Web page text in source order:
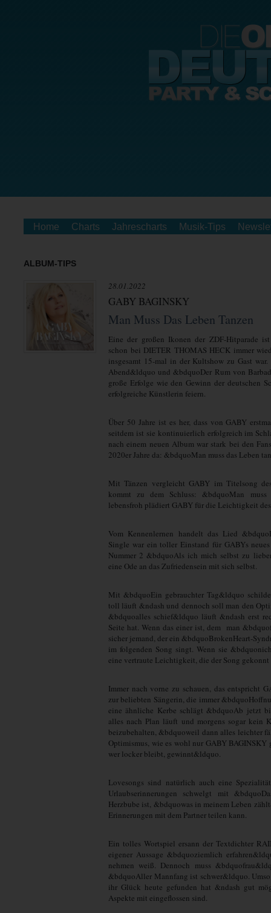
Home Charts Jahrescharts Musik-Tips
ALBUM-TIPS
28.01.2022
GABY BAGINSKY
Man Muss Das Leben Tanzen
Eine der großen Ikonen der ZDF-Hitparade
schon bei DIETER THOMAS HECK immer
insgesamt 15-mal in der Kultshow zu Gast
Abend&ldquo und &bdquoDer Rum von
große Erfolge wie den Gewinn der deutschen
erfolgreiche Künstlerin feiern.
Über 50 Jahre ist es her, dass von GABY
seitdem ist sie kontinuierlich erfolgreich im
nach einem neuen Album war stark bei den
2020er Jahre da: &bdquoMan muss das Leben
Mit Tänzen vergleicht GABY im Titelsong
kommt zu dem Schluss: &bdquoMan
lebensfroh plädiert GABY für die Leichtigkeit
Vom Kennenlernen handelt das Lied
Single war ein toller Einstand für GABYs
Nummer 2 &bdquoAls ich mich selbst zu
eine Ode an das Zufriedensein mit sich selbst.
Mit &bdquoEin gebrauchter Tag&ldquo
toll läuft &ndash und dennoch soll man den
&bdquoalles schief&ldquo läuft &ndash erst
Seite hat. Wenn das einer ist, dem man
sicher jemand, der ein &bdquoBrokenHeart-
im folgenden Song singt. Wenn sie
eine vertraute Leichtigkeit, die der Song
Immer nach vorne zu schauen, das entspricht
zur beliebten Sängerin, die immer
eine ähnliche Kerbe schlägt &bdquoAb jetzt
alles nach Plan läuft und morgens sogar kein
beizubehalten, &bdquoweil dann alles leichter
Optimismus, wie es wohl nur GABY
wer locker bleibt, gewinnt&ldquo.
Lovesongs sind natürlich auch eine
Urlaubserinnerungen schwelgt mit
Herzbube ist, &bdquowas in meinem Leben
Erinnerungen mit dem Partner teilen kann.
Ein tolles Wortspiel ersann der Textdichter
eigener Aussage &bdquoziemlich
nehmen weiß. Dennoch muss
&bdquoAller Mannfang ist schwer&ldquo.
ihr Glück heute gefunden hat &ndash gut
Aspekte mit eingeflossen sind.